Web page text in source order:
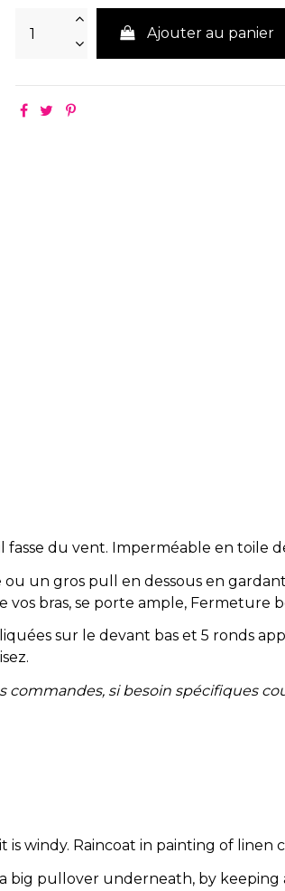
Ajouter au panier
du vent. Imperméable en toile
un gros pull en dessous en
bras, se porte ample, Fermeture
sur le devant bas et 5 ronds
si besoin spécifiques
windy. Raincoat in painting of linen
big pullover underneath, by